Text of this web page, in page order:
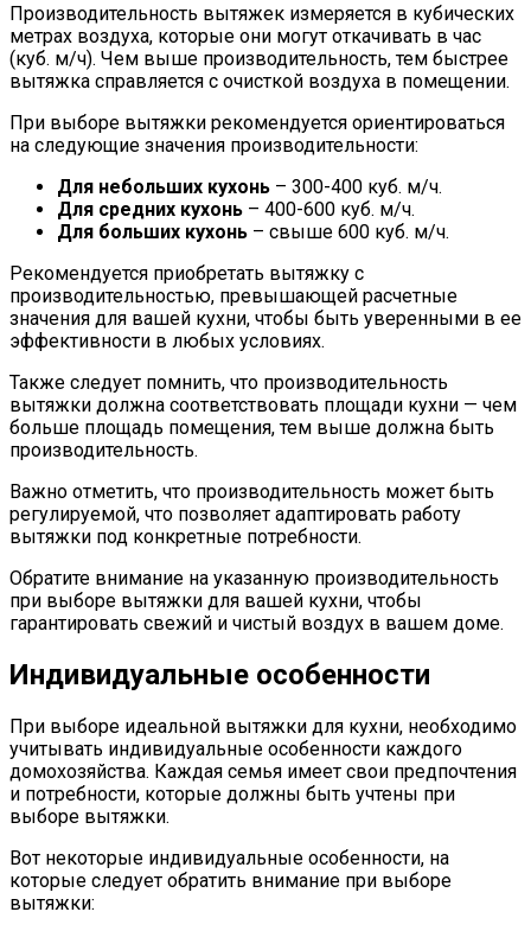
Производительность вытяжек измеряется в кубических
метрах воздуха, которые они могут откачивать в час
(куб. м/ч). Чем выше производительность, тем быстрее
вытяжка справляется с очисткой воздуха в помещении.
При выборе вытяжки рекомендуется ориентироваться
на следующие значения производительности:
Для небольших кухонь – 300-400 куб. м/ч.
Для средних кухонь – 400-600 куб. м/ч.
Для больших кухонь – свыше 600 куб. м/ч.
Рекомендуется приобретать вытяжку с
производительностью, превышающей расчетные
значения для вашей кухни, чтобы быть уверенными в ее
эффективности в любых условиях.
Также следует помнить, что производительность
вытяжки должна соответствовать площади кухни — чем
больше площадь помещения, тем выше должна быть
производительность.
Важно отметить, что производительность может быть
регулируемой, что позволяет адаптировать работу
вытяжки под конкретные потребности.
Обратите внимание на указанную производительность
при выборе вытяжки для вашей кухни, чтобы
гарантировать свежий и чистый воздух в вашем доме.
Индивидуальные особенности
При выборе идеальной вытяжки для кухни, необходимо
учитывать индивидуальные особенности каждого
домохозяйства. Каждая семья имеет свои предпочтения
и потребности, которые должны быть учтены при
выборе вытяжки.
Вот некоторые индивидуальные особенности, на
которые следует обратить внимание при выборе
вытяжки: